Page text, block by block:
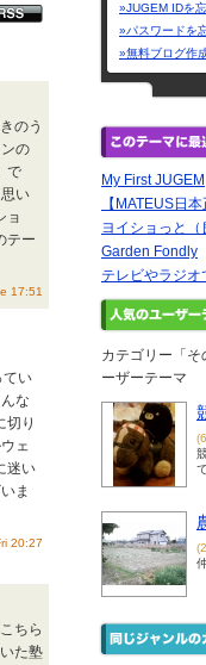
のう
の
で
い
ョ
テー
17:51
てい
な
切り
ェ
迷い
ま
20:27
ちら
た塾
»JUGEM IDを
»パスワードを
»無料ブログ作
My First JUGEM
【MATEUS日
ヨイショっと（
Garden Fondly
テレビやラジオ
カテゴリー「
ーザーテーマ